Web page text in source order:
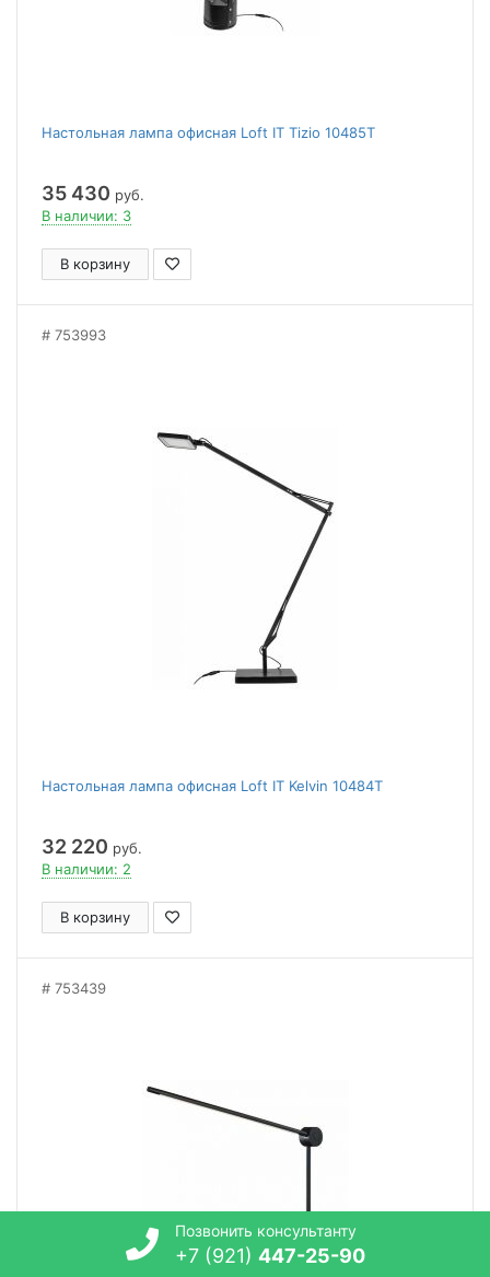
Настольная лампа офисная Loft IT Tizio 10485T
35 430 руб.
В наличии: 3
В корзину
753993
Настольная лампа офисная Loft IT Kelvin 10484T
32 220 руб.
В наличии: 2
В корзину
753439
Позвонить консультанту
+7 (921) 447-25-90